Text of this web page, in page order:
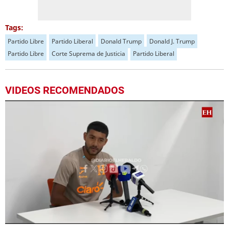
Tags:
Partido Libre Partido Liberal Donald Trump
Donald J. Trump
Partido Libre
Corte Suprema de Justicia Partido Liberal
VIDEOS RECOMENDADOS